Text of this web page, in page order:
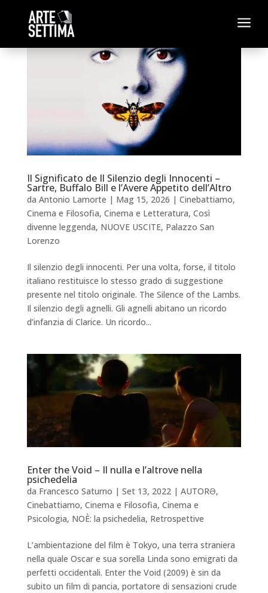
a
Il Significato de Il Silenzio degli Innocenti –
Sartre, Buffalo Bill e l’Avere Appetito dell’Altro
da Antonio Lamorte | Mag 15, 2026 | Cinebattiamo,
Cinema e Filosofia, Cinema e Letteratura, Così
divenne leggenda, NUOVE USCITE, Palazzo San
Lorenzo
Il silenzio degli innocenti. Per una volta, forse, il titolo
italiano restituisce lo stesso grado di suggestione
presente nel titolo originale. The Silence of the Lambs.
Il silenzio degli agnelli. Gli agnelli abitano un ricordo
d’infanzia di Clarice. Un ricordo...
Enter the Void – Il nulla e l’altrove nella
psichedelia
da Francesco Saturno | Set 13, 2022| AUTORƏ,
Cinebattiamo, Cinema e Filosofia, Cinema e
Psicologia, NOÈ: la psichedelia, Retrospettive
L’ambientazione del film è Tokyo, una terra straniera
nella quale Oscar e sua sorella Linda sono emigrati da
perfetti occidentali. Enter the Void (2009) è sin da
subito un film di pancia, portatore di sensazioni crude